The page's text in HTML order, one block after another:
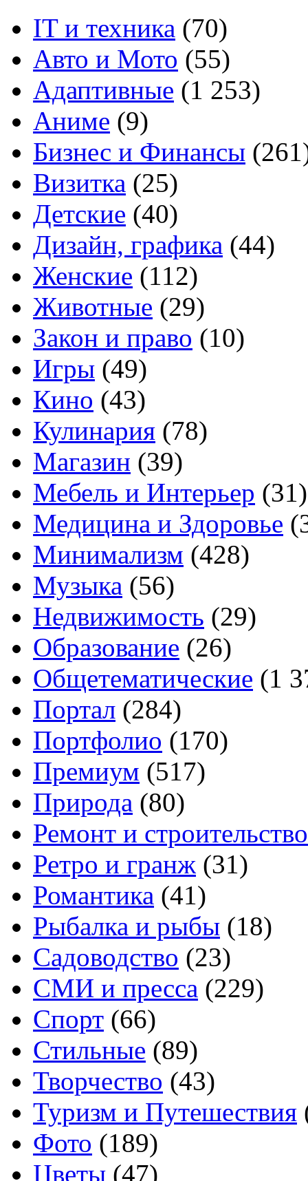
IT и техника (70)
Авто и Мото (55)
Адаптивные (1 253)
Аниме (9)
Бизнес и Финансы
Визитка (25)
Детские (40)
Дизайн, графика (44)
Женские (112)
Животные (29)
Закон и право (10)
Игры (49)
Кино (43)
Кулинария (78)
Магазин (39)
Мебель и Интерьер (31)
Медицина и Здоровье
Минимализм (428)
Музыка (56)
Недвижимость (29)
Образование (26)
Общетематические (1
Портал (284)
Портфолио (170)
Премиум (517)
Природа (80)
Ремонт и строительство
Ретро и гранж (31)
Романтика (41)
Рыбалка и рыбы (18)
Садоводство (23)
СМИ и пресса (229)
Спорт (66)
Стильные (89)
Творчество (43)
Туризм и Путешествия
Фото (189)
Цветы (47)